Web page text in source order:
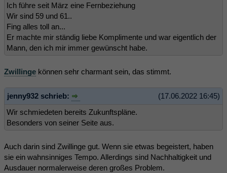
Ich führe seit März eine Fernbeziehung
Wir sind 59 und 61..
Fing alles toll an...
Er machte mir ständig liebe Komplimente und war eigentlich der
Mann, den ich mir immer gewünscht habe.
Zwillinge können sehr charmant sein, das stimmt.
(17.06.2022 16:45)
jenny932 schrieb:
Wir schmiedeten bereits Zukunftspläne.
Besonders von seiner Seite aus.
Auch darin sind Zwillinge gut. Wenn sie etwas begeistert, haben
sie ein wahnsinniges Tempo. Allerdings sind Nachhaltigkeit und
Ausdauer normalerweise deren großes Problem.